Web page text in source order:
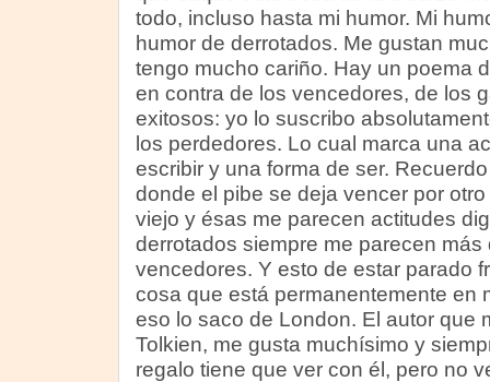
todo, incluso hasta mi humor. Mi
humor de derrotados. Me gustan
tengo mucho cariño. Hay un poema
en contra de los vencedores, de los
exitosos: yo lo suscribo
los perdedores. Lo cual marca una
escribir y una forma de ser.
donde el pibe se deja vencer por
viejo y ésas me parecen actitudes
derrotados siempre me parecen más
vencedores. Y esto de estar parado
cosa que está permanentemente en
eso lo saco de London. El autor que
Tolkien, me gusta muchísimo y
regalo tiene que ver con él, pero no